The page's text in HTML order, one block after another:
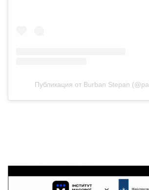
Публикация от Burban Stepan